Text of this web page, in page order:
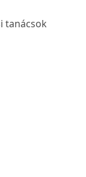
tanácsok